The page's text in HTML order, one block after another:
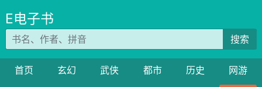
E电子书
搜索
首页 玄幻 武侠 都市 历史
网游